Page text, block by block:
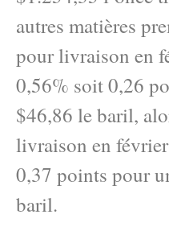
autres matières
pour livraison en
0,56% soit 0,26
$46,86 le baril,
livraison en
0,37 points pour
baril.